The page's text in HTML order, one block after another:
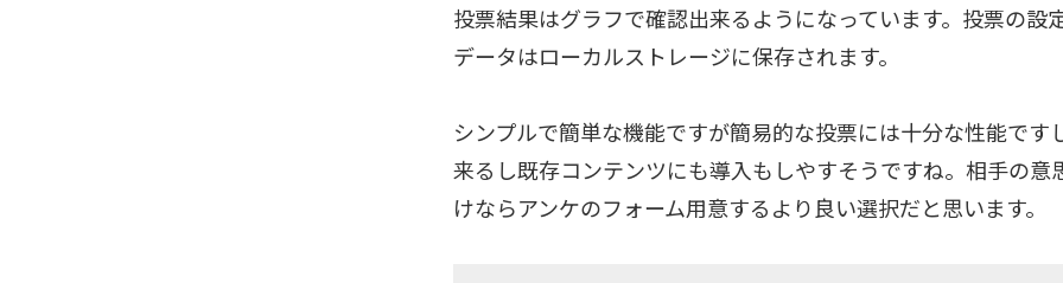
投票結果はグラフで確認出来るようになっています。投票の設
データはローカルストレージに保存されます。
シンプルで簡単な機能ですが簡易的な投票には十分な性能です
来るし既存コンテンツにも導入もしやすそうですね。相手の意
けならアンケのフォーム用意するより良い選択だと思います。